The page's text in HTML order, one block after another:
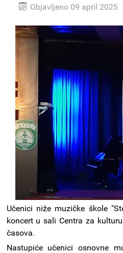
Objavljeno 09 april 2025
Učenici niže muzičke škole
koncert u sali Centra za
časova.
Nastupiće učenici osnovne